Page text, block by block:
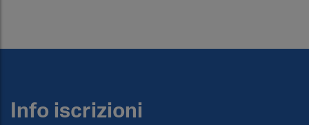
Info iscrizioni